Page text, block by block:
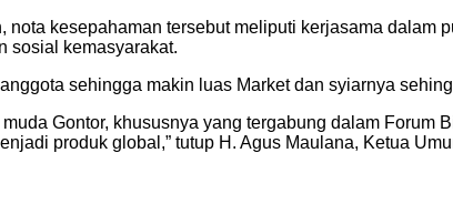
nota kesepahaman tersebut meliputi kerjasama
sosial kemasyarakat.
sehingga makin luas Market dan syiarnya
Gontor, khususnya yang tergabung dalam Forum
produk global,” tutup H. Agus Maulana, Ketua